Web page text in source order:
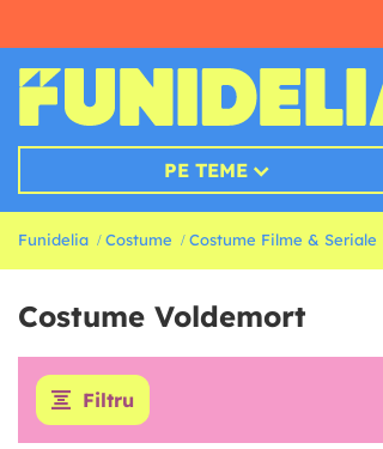
PE TEME
Funidelia Costume Costume Filme & Seriale
Costume Voldemort
Filtru